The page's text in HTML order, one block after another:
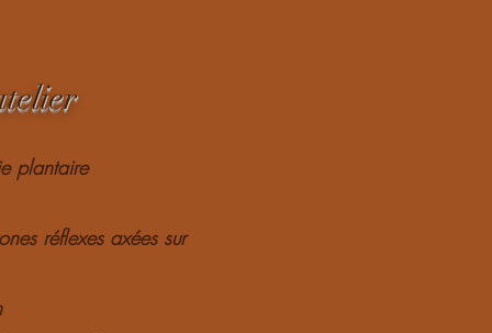
plantaire
réflexes axées sur